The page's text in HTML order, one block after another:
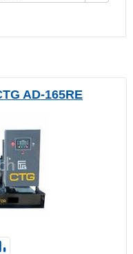
AD-165RE